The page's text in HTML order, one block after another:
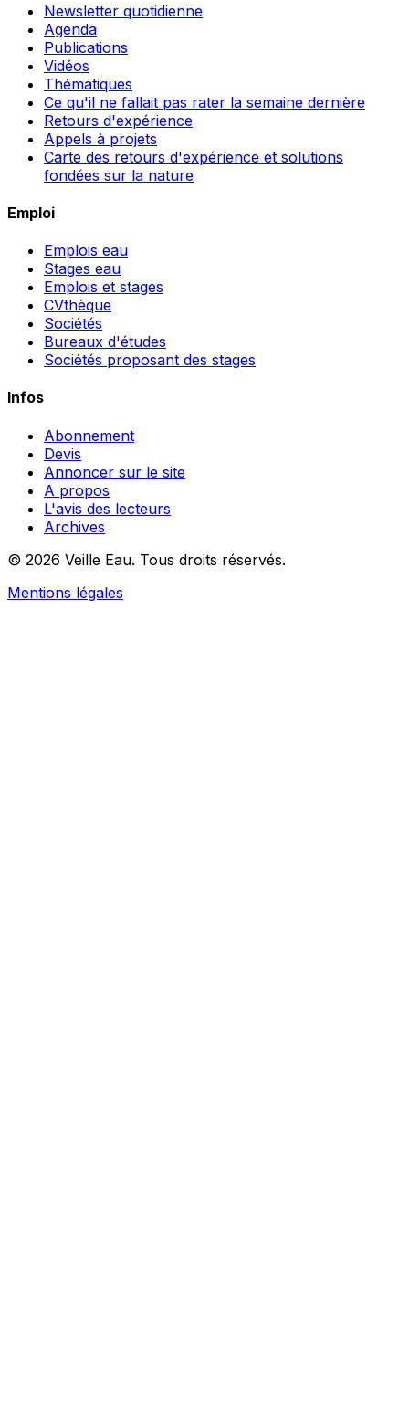
Newsletter quotidienne
Agenda
Publications
Vidéos
Thématiques
Ce qu'il ne fallait pas rater la semaine dernière
Retours d'expérience
Appels à projets
Carte des retours d'expérience et solutions
fondées sur la nature
Emploi
Emplois eau
Stages eau
Emplois et stages
CVthèque
Sociétés
Bureaux d'études
Sociétés proposant des stages
Infos
Abonnement
Devis
Annoncer sur le site
A propos
L'avis des lecteurs
Archives
© 2026 Veille Eau. Tous droits réservés.
Mentions légales